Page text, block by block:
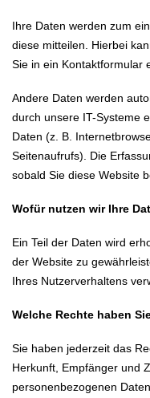
Ihre Daten werden zum
diese mitteilen. Hierbei
Sie in ein Kontaktformular
Andere Daten werden
durch unsere IT-Systeme
Daten (z. B.
Seitenaufrufs). Die
sobald Sie diese Website
Wofür nutzen wir Ihre
Ein Teil der Daten wird
der Website zu
Ihres Nutzerverhaltens
Welche Rechte haben
Sie haben jederzeit das
Herkunft, Empfänger und
personenbezogenen